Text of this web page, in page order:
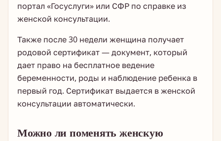
портал «Госуслуги» или СФР по справке из
женской консультации.
Также после 30 недели женщина получает
родовой сертификат — документ, который
дает право на бесплатное ведение
беременности, роды и наблюдение ребенка в
первый год. Сертификат выдается в женской
консультации автоматически.
Можно ли поменять женскую